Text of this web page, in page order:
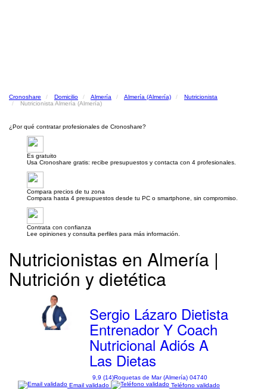
Cronoshare Domicilio Almería Almería (Almería)
Nutricionista
Nutricionista Almería (Almería)
¿Por qué contratar profesionales de Cronoshare?
Es gratuito
Usa Cronoshare gratis: recibe presupuestos y contacta con 4 profesionales.
Compara precios de tu zona
Compara hasta 4 presupuestos desde tu PC o smartphone, sin compromiso.
Contrata con confianza
Lee opiniones y consulta perfiles para más información.
Nutricionistas en Almería |
Nutrición y dietética
Sergio Lázaro Dietista
Entrenador Y Coach
Nutricional Adiós A
Las Dietas
9,9 (14)Roquetas de Mar (Almería) 04740
Email validado
Teléfono validado